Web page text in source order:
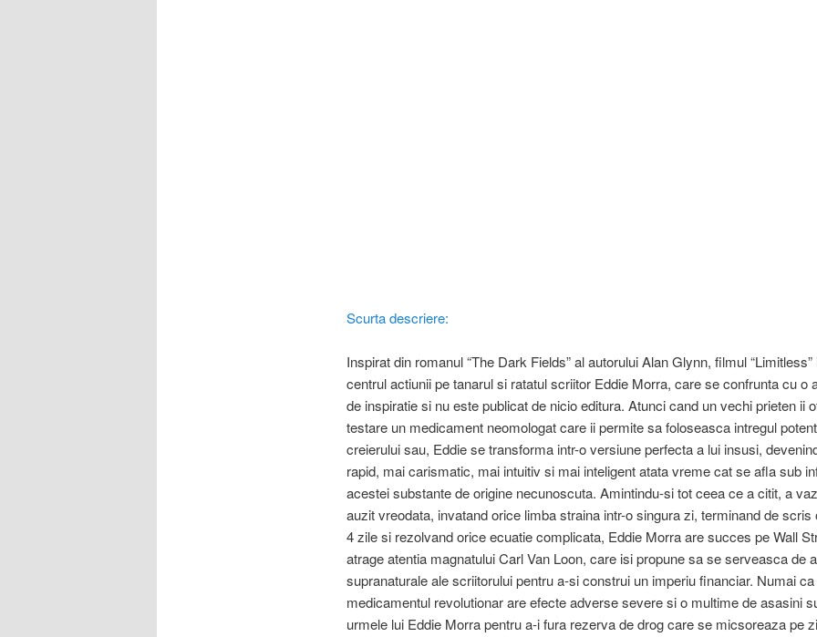
Scurta descriere:
Inspirat din romanul “The Dark Fields” al autorului Alan Glynn, filmul “Limitless”
centrul actiunii pe tanarul si ratatul scriitor Eddie Morra, care se confrunta cu o
de inspiratie si nu este publicat de nicio editura. Atunci cand un vechi prieten ii
testare un medicament neomologat care ii permite sa foloseasca intregul
creierului sau, Eddie se transforma intr-o versiune perfecta a lui insusi,
rapid, mai carismatic, mai intuitiv si mai inteligent atata vreme cat se afla sub
acestei substante de origine necunoscuta. Amintindu-si tot ceea ce a citit, a
auzit vreodata, invatand orice limba straina intr-o singura zi, terminand de scris
4 zile si rezolvand orice ecuatie complicata, Eddie Morra are succes pe Wall
atrage atentia magnatului Carl Van Loon, care isi propune sa se serveasca de
supranaturale ale scriitorului pentru a-si construi un imperiu financiar. Numai ca
medicamentul revolutionar are efecte adverse severe si o multime de asasini
urmele lui Eddie Morra pentru a-i fura rezerva de drog care se micsoreaza pe